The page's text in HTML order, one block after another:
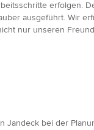
erfolgen.
ausgeführt. Wir
nur unseren
Jandeck bei der